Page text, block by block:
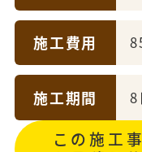
施工費用
施工期間 8
この施工